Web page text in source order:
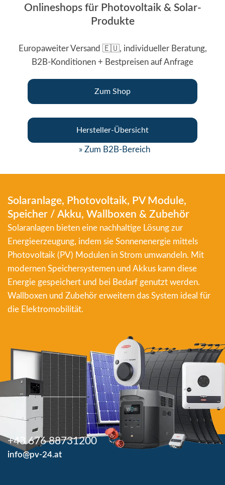
Onlineshops für Photovoltaik & Solar-
Produkte
Europaweiter Versand 🇪🇺, individueller Beratung,
B2B-Konditionen + Bestpreisen auf Anfrage
Zum Shop
Hersteller-Übersicht
» Zum B2B-Bereich
Solaranlage, Photovoltaik, PV Module,
Speicher / Akku, Wallboxen & Zubehör
Solaranlagen bieten eine nachhaltige Lösung zur
Energieerzeugung, indem sie Sonnenenergie mittels
Photovoltaik (PV) Modulen in Strom umwandeln. Mit
modernen Speichersystemen und Akkus kann diese
Energie gespeichert und bei Bedarf genutzt werden.
Wallboxen und Zubehör erweitern das System ideal für
die Elektromobilität.
+43 676 88731200
info@pv-24.at